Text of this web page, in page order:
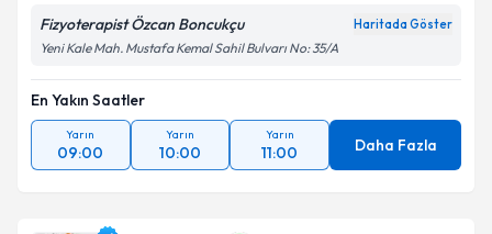
Fizyoterapist Özcan Boncukçu Haritada Göster
Yeni Kale Mah. Mustafa Kemal Sahil Bulvarı No: 35/A
En Yakın Saatler
Yarın
09:00
Yarın
10:00
Yarın
11:00 Daha Fazla